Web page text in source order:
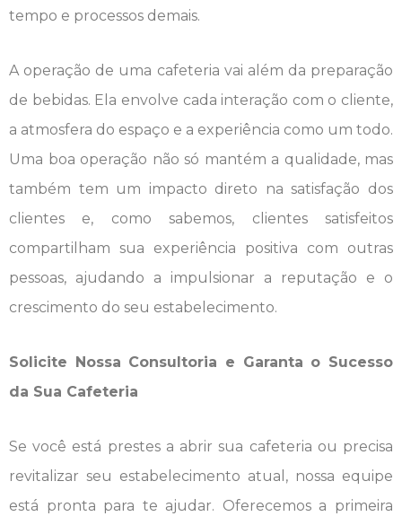
tempo e processos demais.
A operação de uma cafeteria vai além da preparação
de bebidas. Ela envolve cada interação com o cliente,
a atmosfera do espaço e a experiência como um todo.
Uma boa operação não só mantém a qualidade, mas
também tem um impacto direto na satisfação dos
clientes e, como sabemos, clientes satisfeitos
compartilham sua experiência positiva com outras
pessoas, ajudando a impulsionar a reputação e o
crescimento do seu estabelecimento.
Solicite Nossa Consultoria e Garanta o Sucesso
da Sua Cafeteria
Se você está prestes a abrir sua cafeteria ou precisa
revitalizar seu estabelecimento atual, nossa equipe
está pronta para te ajudar. Oferecemos a primeira